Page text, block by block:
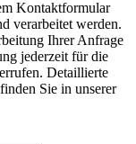
Kontaktformular
verarbeitet werden.
Ihrer Anfrage
jederzeit für die
Detaillierte
Sie in unserer